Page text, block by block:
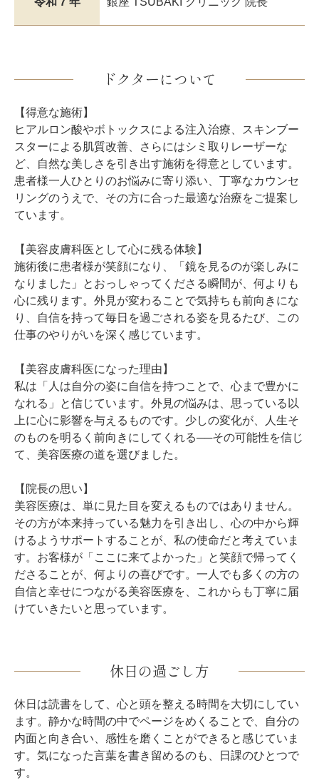
ドクターについて
【得意な施術】
ヒアルロン酸やボトックスによる注入治療、スキンブー
スターによる肌質改善、さらにはシミ取りレーザーな
ど、自然な美しさを引き出す施術を得意としています。
患者様一人ひとりのお悩みに寄り添い、丁寧なカウンセ
リングのうえで、その方に合った最適な治療をご提案し
ています。
【美容皮膚科医として心に残る体験】
施術後に患者様が笑顔になり、「鏡を見るのが楽しみに
なりました」とおっしゃってくださる瞬間が、何よりも
心に残ります。外見が変わることで気持ちも前向きにな
り、自信を持って毎日を過ごされる姿を見るたび、この
仕事のやりがいを深く感じています。
【美容皮膚科医になった理由】
私は「人は自分の姿に自信を持つことで、心まで豊かに
なれる」と信じています。外見の悩みは、思っている以
上に心に影響を与えるものです。少しの変化が、人生そ
のものを明るく前向きにしてくれる──その可能性を信じ
て、美容医療の道を選びました。
【院長の思い】
美容医療は、単に見た目を変えるものではありません。
その方が本来持っている魅力を引き出し、心の中から輝
けるようサポートすることが、私の使命だと考えていま
す。お客様が「ここに来てよかった」と笑顔で帰ってく
ださることが、何よりの喜びです。一人でも多くの方の
自信と幸せにつながる美容医療を、これからも丁寧に届
けていきたいと思っています。
休日の過ごし方
休日は読書をして、心と頭を整える時間を大切にしてい
ます。静かな時間の中でページをめくることで、自分の
内面と向き合い、感性を磨くことができると感じていま
す。気になった言葉を書き留めるのも、日課のひとつで
す。